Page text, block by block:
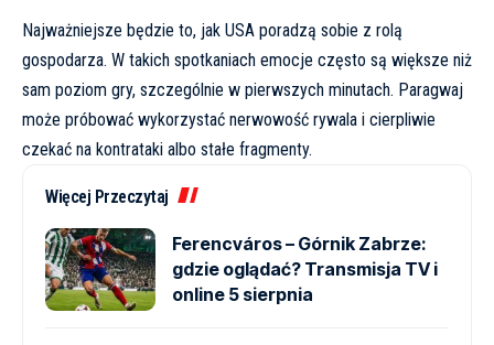
Najważniejsze będzie to, jak USA poradzą sobie z rolą
gospodarza. W takich spotkaniach emocje często są większe niż
sam poziom gry, szczególnie w pierwszych minutach. Paragwaj
może próbować wykorzystać nerwowość rywala i cierpliwie
czekać na kontrataki albo stałe fragmenty.
Więcej Przeczytaj
Ferencváros – Górnik Zabrze:
gdzie oglądać? Transmisja TV i
online 5 sierpnia